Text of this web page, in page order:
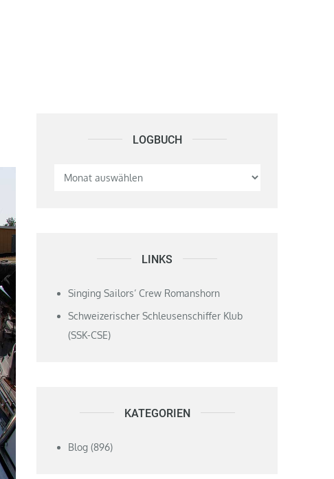
LOGBUCH Logbuch
LINKS
Singing Sailors‘ Crew Romanshorn
Schweizerischer Schleusenschiffer Klub
(SSK-CSE)
KATEGORIEN
Blog (896)